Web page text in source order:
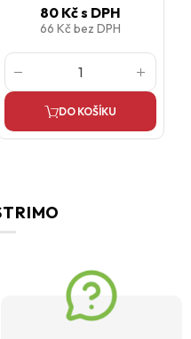
80 Kčs DPH
66 Kčbez DPH
DO KOŠÍKU